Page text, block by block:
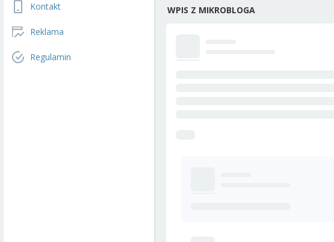
Kontakt
Reklama
Regulamin
WPIS Z MIKROBLOGA